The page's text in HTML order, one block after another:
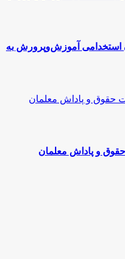
استخدامی آموزش‌وپرورش به
و پاداش معلمان